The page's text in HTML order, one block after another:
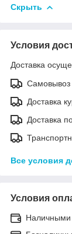
Скрыть
Условия
Доставка
Самовывоз
Доставка
Доставка
Все условия
Условия
Наличными